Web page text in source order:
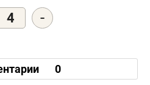
4 -
0